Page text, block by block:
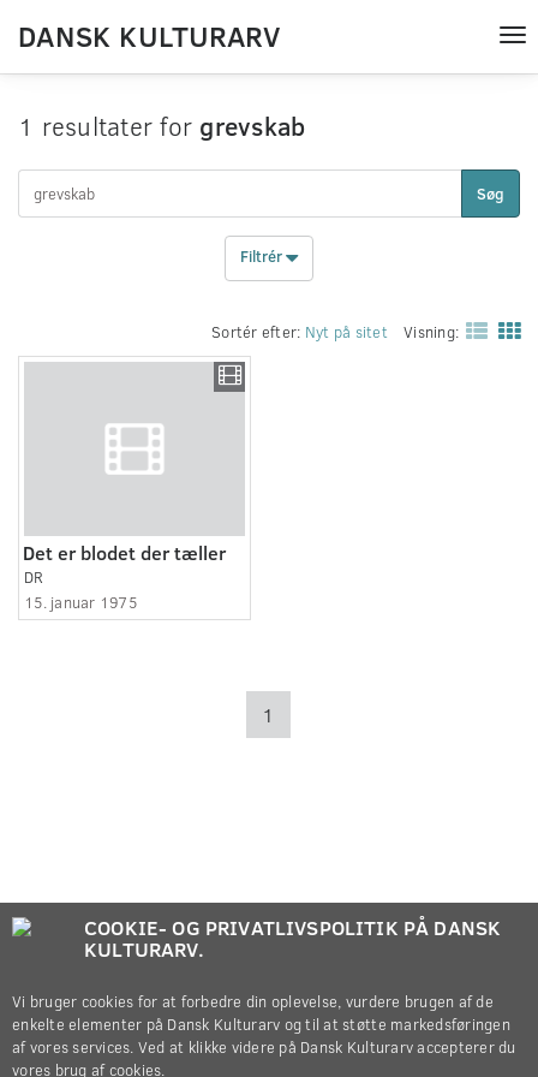
DANSK KULTURARV
1 resultater for grevskab
Søg
Filtrér
Sortér efter: Nyt på sitet Visning:
Det er blodet der tæller
DR
15. januar 1975
1
COOKIE- OG PRIVATLIVSPOLITIK PÅ DANSK
KULTURARV.
Vi bruger cookies for at forbedre din oplevelse, vurdere brugen af de
enkelte elementer på Dansk Kulturarv og til at støtte markedsføringen
af vores services. Ved at klikke videre på Dansk Kulturarv accepterer du
vores brug af cookies.